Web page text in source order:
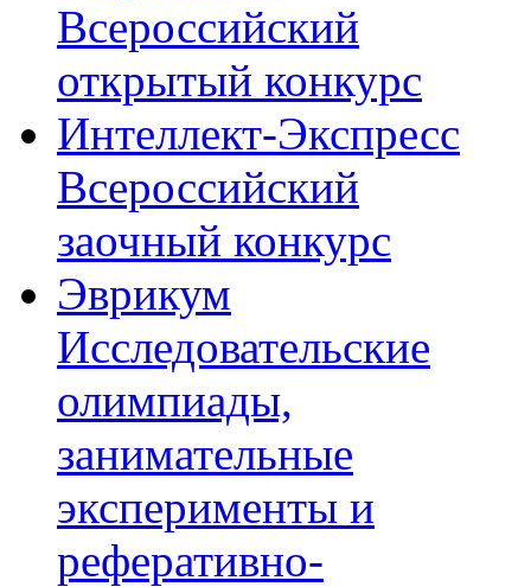
Всероссийский
открытый конкурс
Интеллект-Экспресс
Всероссийский
заочный конкурс
Эврикум
Исследовательские
олимпиады,
занимательные
эксперименты и
реферативно-